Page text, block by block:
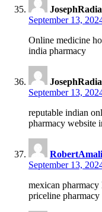
JosephRadia
September 13,
Online medicine
india pharmacy
JosephRadia
September 13,
reputable indian
pharmacy website
RobertAmali
September 13,
mexican pharmacy
priceline pharmacy